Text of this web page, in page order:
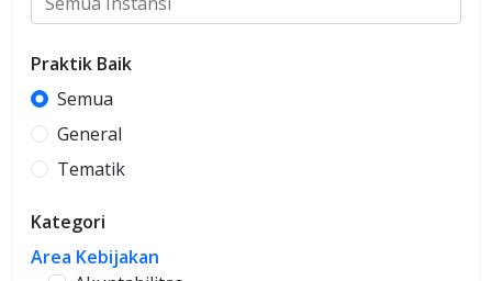
Praktik Baik
Semua
General
Tematik
Kategori
Area Kebijakan